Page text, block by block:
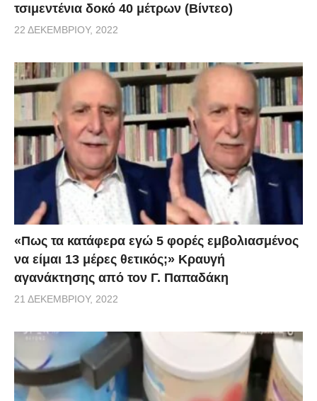
τσιμεντένια δοκό 40 μέτρων (Βίντεο)
22 ΔΕΚΕΜΒΡΊΟΥ, 2022
«Πως τα κατάφερα εγώ 5 φορές εμβoλιασμένος
να είμαι 13 μέρες θετικός;» Κραυγή
αγανάκτησης από τον Γ. Παπαδάκη
21 ΔΕΚΕΜΒΡΊΟΥ, 2022